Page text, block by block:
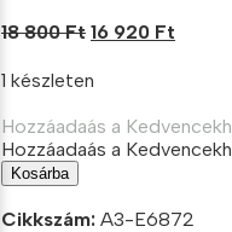
18 800Ft Original
was:
18
800 Ft.
16 920 Ft
920
1 készleten
Hozzáadaás a
Hozzáadaás a
Új
ezüst
mutatós
Kosárba
Cikkszám: A3-E6872